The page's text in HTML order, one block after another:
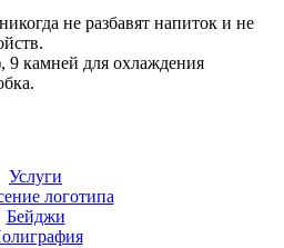
не разбавят напиток и не
9 камней для охлаждения
Услуги
логотипа
Бейджи